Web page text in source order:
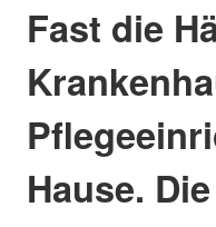
Fast die
Hause.